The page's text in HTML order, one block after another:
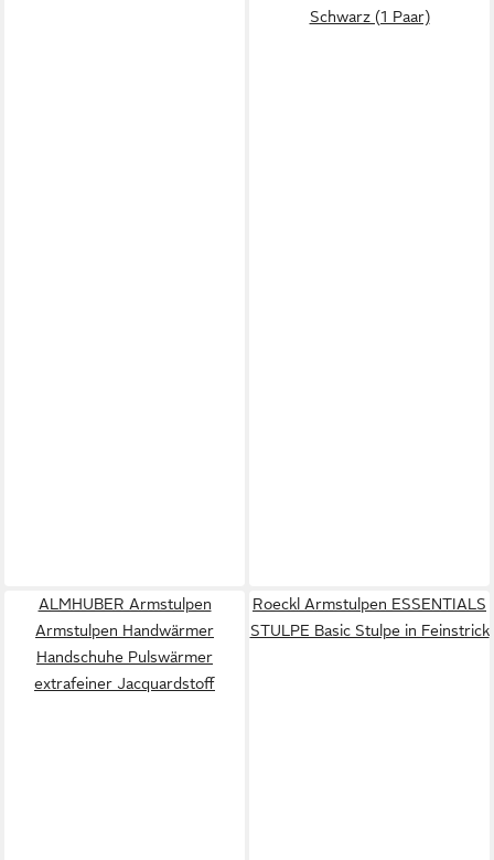
Schwarz (1 Paar)
ALMHUBER Armstulpen
Armstulpen Handwärmer
Handschuhe Pulswärmer
extrafeiner Jacquardstoff
Roeckl Armstulpen ESSENTIALS
STULPE Basic Stulpe in Feinstrick